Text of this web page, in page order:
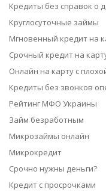
Кредиты без справок о
Круглосуточные займы
Мгновенный кредит на
Срочный кредит на
Онлайн на карту с
Кредиты без звонков
Рейтинг МФО Украины
Займ безработным
Микрозаймы онлайн
Микрокредит
Срочно нужны деньги?
Кредит с просрочками